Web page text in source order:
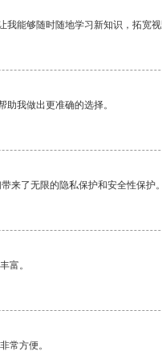
我能够随时随地学习新知识，拓宽
我做出更准确的选择。
来了无限的隐私保护和安全性保护
富。
常方便。